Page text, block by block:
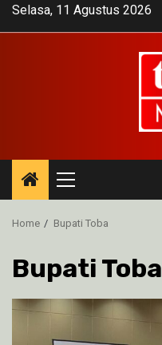
SkipSelasa, 11 Agustus 2026
Primary
Menu
Home Bupati Toba
Bupati Toba